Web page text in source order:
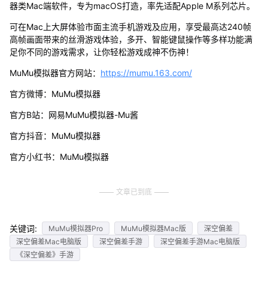
器类Mac端软件，专为macOS打造，率先适配Apple M系列芯片。
可在Mac上大屏体验市面主流手机游戏及应用，享受最高达240帧
高帧画面带来的丝滑游戏体验，多开、智能键鼠操作等多样功能满
足你不同的游戏需求，让你轻松游戏成神不伤神！
MuMu模拟器官方网站： https://mumu.163.com/
官方微博：MuMu模拟器
官方B站：网易MuMu模拟器-Mu酱
官方抖音：MuMu模拟器
官方小红书：MuMu模拟器
文章已到底
关键词: MuMu模拟器Pro MuMu模拟器Mac版
深空偏差
深空偏差Mac电脑版
深空偏差手游
深空偏差手游Mac电脑版
《深空偏差》手游